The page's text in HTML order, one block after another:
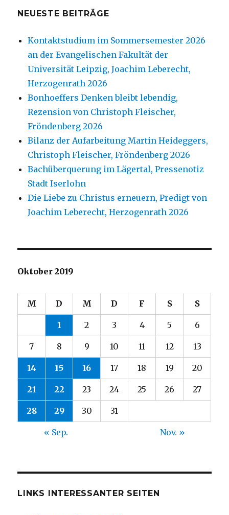
NEUESTE BEITRÄGE
Kontaktstudium im Sommersemester 2026
an der Evangelischen Fakultät der
Universität Leipzig, Joachim Leberecht,
Herzogenrath 2026
Bonhoeffers Denken bleibt lebendig,
Rezension von Christoph Fleischer,
Fröndenberg 2026
Bilanz der Aufarbeitung Martin Heideggers,
Christoph Fleischer, Fröndenberg 2026
Bachüberquerung im Lägertal, Pressenotiz
Stadt Iserlohn
Die Liebe zu Christus erneuern, Predigt von
Joachim Leberecht, Herzogenrath 2026
Oktober 2019
M D M D F S S
1 2 3 4 5 6
7 8 9 10 11 12 13
14 15 16 17 18 19 20
21 22 23 24 25 26 27
28 29 30 31
« Sep. Nov. »
LINKS INTERESSANTER SEITEN